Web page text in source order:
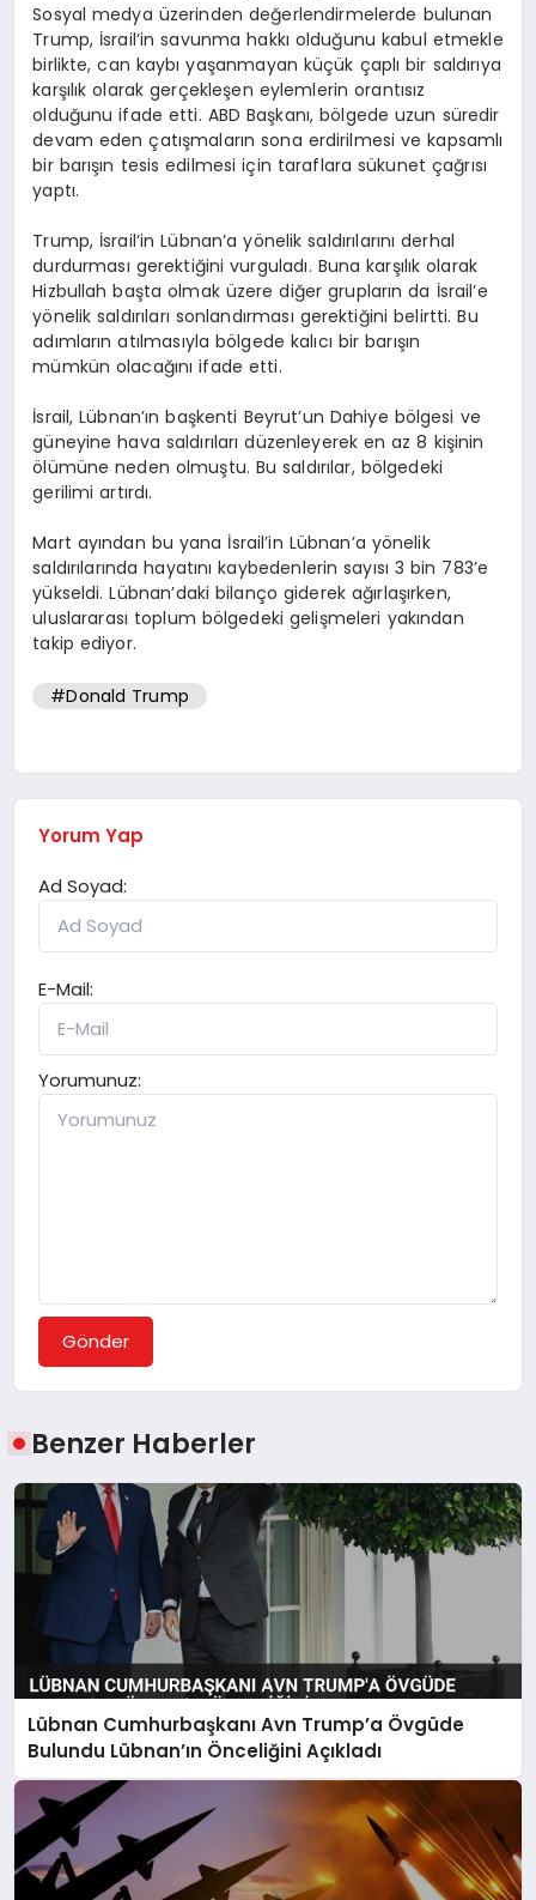
Sosyal medya üzerinden değerlendirmelerde bulunan
Trump, İsrail’in savunma hakkı olduğunu kabul etmekle
birlikte, can kaybı yaşanmayan küçük çaplı bir saldırıya
karşılık olarak gerçekleşen eylemlerin orantısız
olduğunu ifade etti. ABD Başkanı, bölgede uzun süredir
devam eden çatışmaların sona erdirilmesi ve kapsamlı
bir barışın tesis edilmesi için taraflara sükunet çağrısı
yaptı.
Trump, İsrail’in Lübnan’a yönelik saldırılarını derhal
durdurması gerektiğini vurguladı. Buna karşılık olarak
Hizbullah başta olmak üzere diğer grupların da İsrail’e
yönelik saldırıları sonlandırması gerektiğini belirtti. Bu
adımların atılmasıyla bölgede kalıcı bir barışın
mümkün olacağını ifade etti.
İsrail, Lübnan’ın başkenti Beyrut’un Dahiye bölgesi ve
güneyine hava saldırıları düzenleyerek en az 8 kişinin
ölümüne neden olmuştu. Bu saldırılar, bölgedeki
gerilimi artırdı.
Mart ayından bu yana İsrail’in Lübnan’a yönelik
saldırılarında hayatını kaybedenlerin sayısı 3 bin 783’e
yükseldi. Lübnan’daki bilanço giderek ağırlaşırken,
uluslararası toplum bölgedeki gelişmeleri yakından
takip ediyor.
#Donald Trump
Yorum Yap
Ad Soyad:
E-Mail:
Yorumunuz:
Gönder
Benzer Haberler
Lübnan Cumhurbaşkanı Avn Trump’a Övgüde
Bulundu Lübnan’ın Önceliğini Açıkladı